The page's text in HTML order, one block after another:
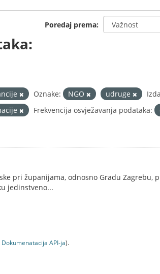
Poredaj prema
Oznake: NGO udruge
Frekvencija osvježavanja podataka:
pri županijama, odnosno Gradu Zagrebu,
jedinstveno...
Dokumenаtаcijа API-jа).